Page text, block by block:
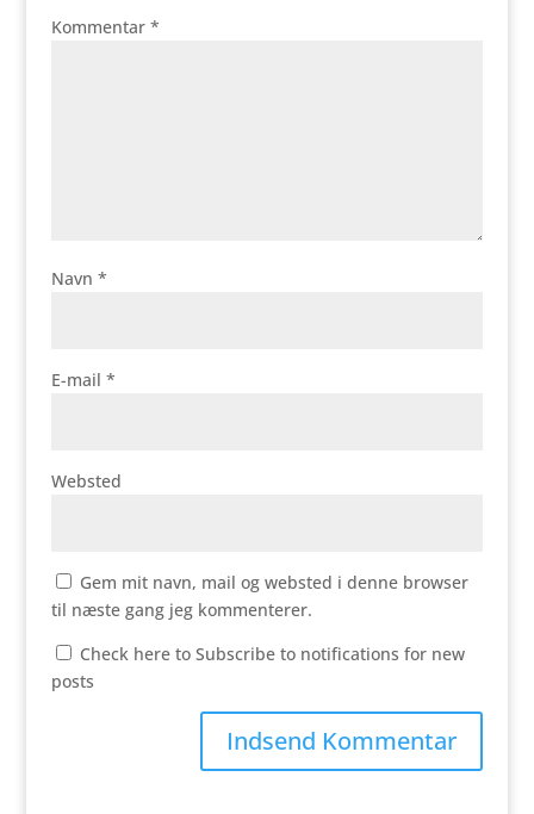
Kommentar *
Navn *
E-mail *
Websted
Gem mit navn, mail og websted i denne browser
til næste gang jeg kommenterer.
Check here to Subscribe to notifications for new
posts